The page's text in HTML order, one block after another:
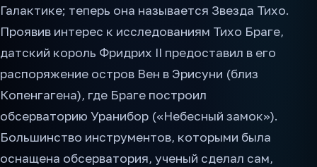
Галактике; теперь она называется Звезда Тихо.
Проявив интерес к исследованиям Тихо Браге,
датский король Фридрих II предоставил в его
распоряжение остров Вен в Эрисуни (близ
Копенгагена), где Браге построил
обсерваторию Уранибор («Небесный замок»).
Большинство инструментов, которыми была
оснащена обсерватория, ученый сделал сам,